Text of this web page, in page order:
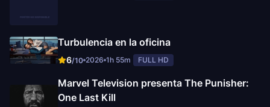
Turbulencia en la oficina
6/10 2026 1h 55m FULL HD
Marvel Television presenta The Punisher:
One Last Kill